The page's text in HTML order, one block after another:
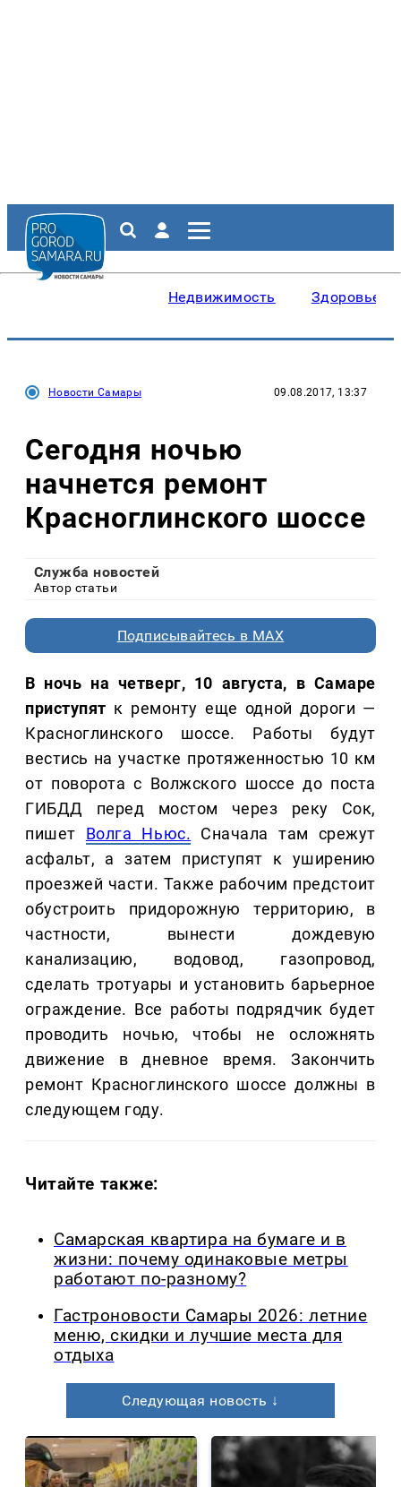
Недвижимость Здоровье
Новости Самары 09.08.2017, 13:37
Сегодня ночью
начнется ремонт
Красноглинского шоссе
Служба новостей
Автор статьи
Подписывайтесь в MAX
В ночь на четверг, 10 августа, в Самаре
приступят к ремонту еще одной дороги —
Красноглинского шоссе. Работы будут
вестись на участке протяженностью 10 км
от поворота с Волжского шоссе до поста
ГИБДД перед мостом через реку Сок,
пишет Волга Ньюс. Сначала там срежут
асфальт, а затем приступят к уширению
проезжей части. Также рабочим предстоит
обустроить придорожную территорию, в
частности, вынести дождевую
канализацию, водовод, газопровод,
сделать тротуары и установить барьерное
ограждение. Все работы подрядчик будет
проводить ночью, чтобы не осложнять
движение в дневное время. Закончить
ремонт Красноглинского шоссе должны в
следующем году.
Читайте также:
Самарская квартира на бумаге и в
жизни: почему одинаковые метры
работают по-разному?
Гастроновости Самары 2026: летние
меню, скидки и лучшие места для
отдыха
Следующая новость ↓